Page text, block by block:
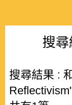
搜
搜尋結果 :